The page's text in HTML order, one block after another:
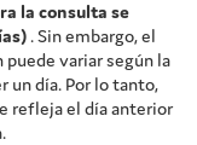
la consulta se
. Sin embargo, el
variar según la
un día. Por lo tanto,
refleja el día anterior